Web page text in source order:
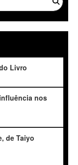
Livro
nos
de Taiyo